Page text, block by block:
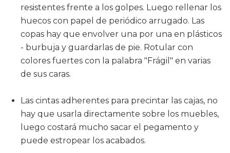
resistentes frente a los golpes. Luego rellenar los
huecos con papel de periódico arrugado. Las
copas hay que envolver una por una en plásticos
- burbuja y guardarlas de pie. Rotular con
colores fuertes con la palabra "Frágil" en varias
de sus caras.
Las cintas adherentes para precintar las cajas, no
hay que usarla directamente sobre los muebles,
luego costará mucho sacar el pegamento y
puede estropear los acabados.